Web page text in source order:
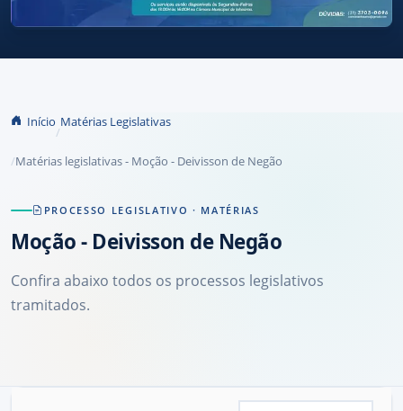
Início Matérias Legislativas
Matérias legislativas - Moção - Deivisson de Negão
PROCESSO LEGISLATIVO · MATÉRIAS
Moção- Deivisson de Negão
Confira abaixo todos os processos legislativos
tramitados.